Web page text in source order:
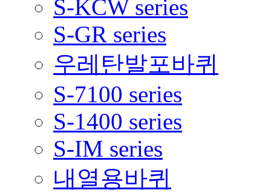
S-KCW series
S-GR series
우레탄발포바퀴
S-7100 series
S-1400 series
S-IM series
내열용바퀴